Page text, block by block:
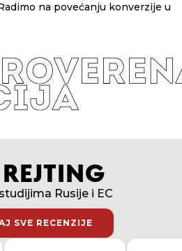
na povećanju konverzije u
Rusije i EC
SVE RECENZIJE
SVE RECENZIJE